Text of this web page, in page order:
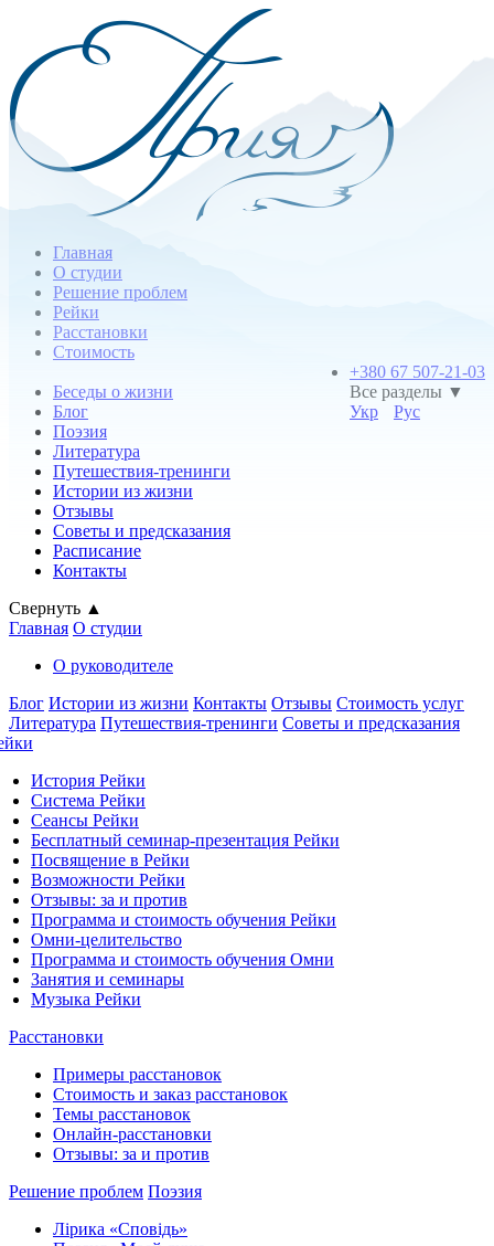
Главная
О студии
Решение проблем
Рейки
Расстановки
Стоимость
+380 67 507-21-03
Все разделы ▼
Укр
Рус
Беседы о жизни
Блог
Поэзия
Литература
Путешествия-тренинги
Истории из жизни
Отзывы
Советы и предсказания
Расписание
Контакты
Свернуть ▲
Главная О студии
О руководителе
Блог Истории из жизни Контакты Отзывы Стоимость услуг
Литература Путешествия-тренинги Советы и предсказания
История Рейки
Система Рейки
Сеансы Рейки
Бесплатный семинар-презентация Рейки
Посвящение в Рейки
Возможности Рейки
Отзывы: за и против
Программа и стоимость обучения Рейки
Омни-целительство
Программа и стоимость обучения Омни
Занятия и семинары
Музыка Рейки
Расстановки
Примеры расстановок
Стоимость и заказ расстановок
Темы расстановок
Онлайн-расстановки
Отзывы: за и против
Решение проблем Поэзия
Лірика «Сповідь»